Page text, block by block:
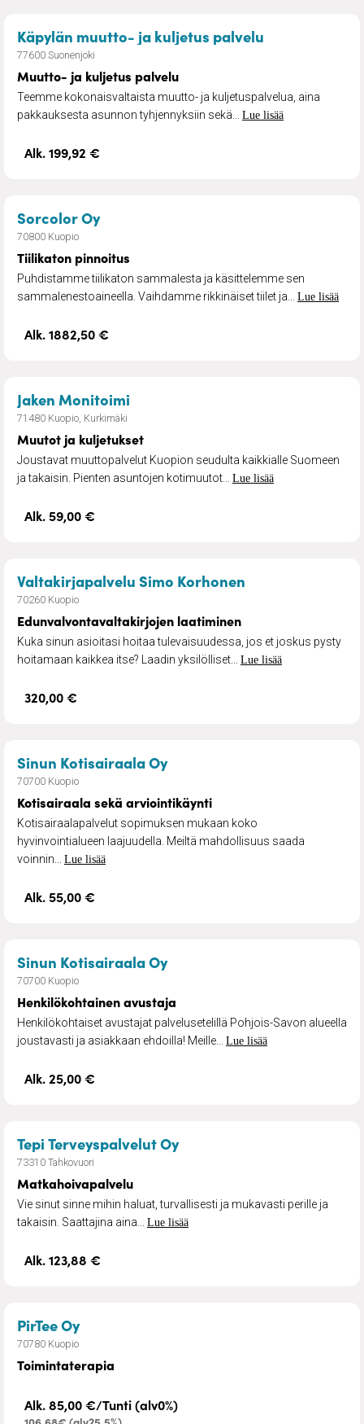
Käpylän muutto- ja kuljetus palvelu
77600 Suonenjoki
Muutto- ja kuljetus palvelu
Teemme kokonaisvaltaista muutto- ja kuljetuspalvelua, aina
pakkauksesta asunnon tyhjennyksiin sekä... Lue lisää
Alk. 199,92 €
Sorcolor Oy– Tiilikaton pinnoitus
70800 Kuopio
Tiilikaton pinnoitus
Puhdistamme tiilikaton sammalesta ja käsittelemme sen
sammalenestoaineella. Vaihdamme rikkinäiset tiilet ja... Lue lisää
Alk. 1882,50 €
Jaken Monitoimi
71480 Kuopio, Kurkimäki
Muutot ja kuljetukset
Joustavat muuttopalvelut Kuopion seudulta kaikkialle Suomeen
ja takaisin. Pienten asuntojen kotimuutot... Lue lisää
Alk. 59,00 €
Valtakirjapalvelu Simo Korhonen
70260 Kuopio
Edunvalvontavaltakirjojen laatiminen
Kuka sinun asioitasi hoitaa tulevaisuudessa, jos et joskus pysty
hoitamaan kaikkea itse? Laadin yksilölliset... Lue lisää
320,00 €
Sinun Kotisairaala Oy– Kotisairaala sekä
70700 Kuopio
Kotisairaala sekä arviointikäynti
Kotisairaalapalvelut sopimuksen mukaan koko
hyvinvointialueen laajuudella. Meiltä mahdollisuus saada
voinnin... Lue lisää
Alk. 55,00 €
Sinun Kotisairaala Oy– Henkilökohtainen
70700 Kuopio
Henkilökohtainen avustaja
Henkilökohtaiset avustajat palvelusetelillä Pohjois-Savon alueella
joustavasti ja asiakkaan ehdoilla! Meille... Lue lisää
Alk. 25,00 €
Tepi Terveyspalvelut Oy– Matkahoivapalvelu
73310 Tahkovuori
Matkahoivapalvelu
Vie sinut sinne mihin haluat, turvallisesti ja mukavasti perille ja
takaisin. Saattajina aina... Lue lisää
Alk. 123,88 €
PirTee Oy– Toimintaterapia
70780 Kuopio
Toimintaterapia
Alk. 85,00 €/Tunti (alv0%)